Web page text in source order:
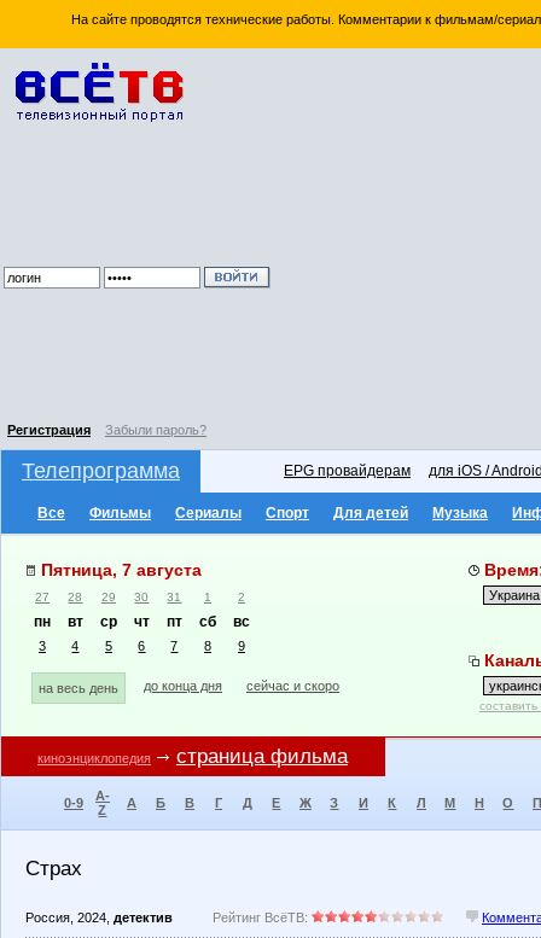
На сайте проводятся технические работы. Комментарии к фильмам/
Регистрация Забыли пароль?
Телепрограмма EPG провайдерам для iOS /
Все Фильмы Сериалы Спорт Для детей Музыка
Пятница, 7 августа
27 28 29 30 31 1 2
пн вт ср чт пт сб вс
3 4 5 6 7 8 9
на весь день до конца дня сейчас и скоро
киноэнциклопедия страница фильма
0-9
A-
Z
А Б В Г Д Е Ж З И К Л М Н О П
Страх
Россия, 2024, детектив Рейтинг ВсёТВ: